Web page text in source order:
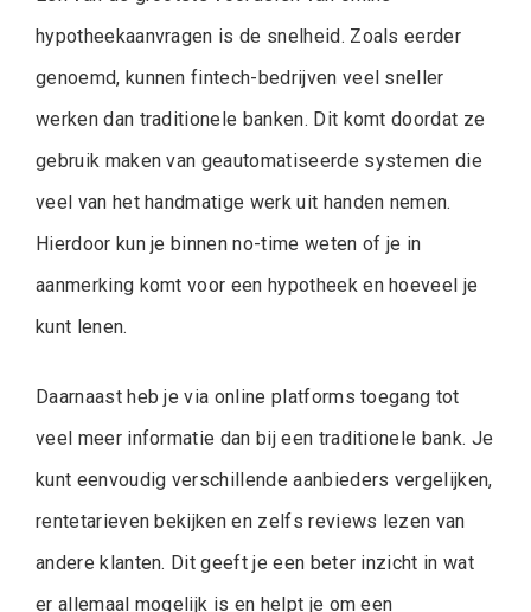
hypotheekaanvragen is de snelheid. Zoals eerder
genoemd, kunnen fintech-bedrijven veel sneller
werken dan traditionele banken. Dit komt doordat ze
gebruik maken van geautomatiseerde systemen die
veel van het handmatige werk uit handen nemen.
Hierdoor kun je binnen no-time weten of je in
aanmerking komt voor een hypotheek en hoeveel je
kunt lenen.
Daarnaast heb je via online platforms toegang tot
veel meer informatie dan bij een traditionele bank. Je
kunt eenvoudig verschillende aanbieders vergelijken,
rentetarieven bekijken en zelfs reviews lezen van
andere klanten. Dit geeft je een beter inzicht in wat
er allemaal mogelijk is en helpt je om een